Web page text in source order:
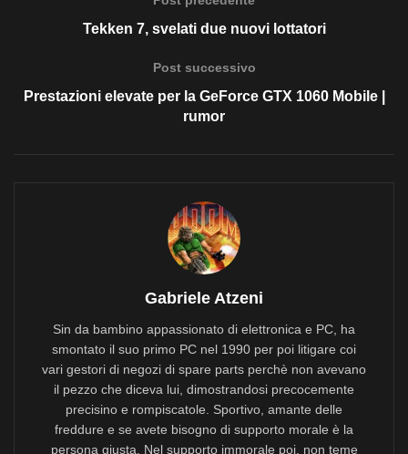
Tekken 7, svelati due nuovi lottatori
Post successivo
Prestazioni elevate per la GeForce GTX 1060 Mobile |
rumor
Gabriele Atzeni
Sin da bambino appassionato di elettronica e PC, ha
smontato il suo primo PC nel 1990 per poi litigare coi
vari gestori di negozi di spare parts perchè non avevano
il pezzo che diceva lui, dimostrandosi precocemente
precisino e rompiscatole. Sportivo, amante delle
freddure e se avete bisogno di supporto morale è la
persona giusta. Nel supporto immorale poi, non teme